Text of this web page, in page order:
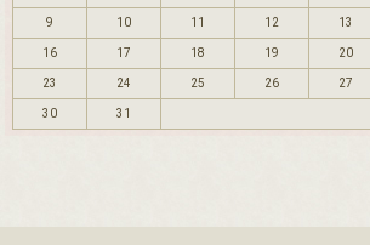
9 10 11 12 13
16 17 18 19 20
23 24 25 26 27
30 31